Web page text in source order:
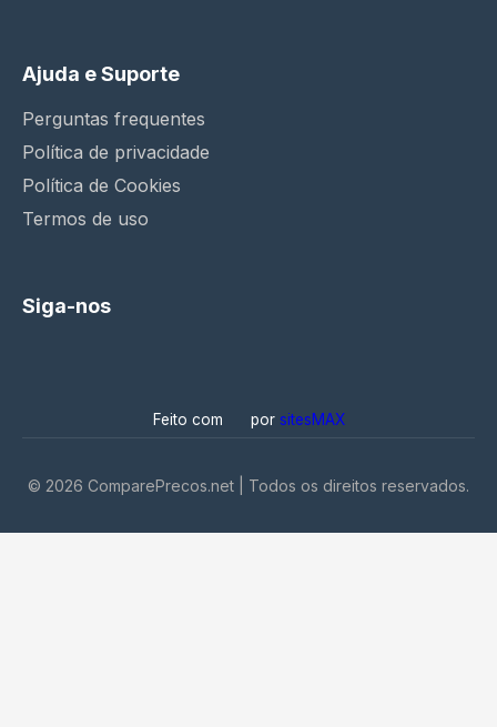
Ajuda e Suporte
Perguntas frequentes
Política de privacidade
Política de Cookies
Termos de uso
Siga-nos
Feito com por sitesMAX
© 2026 ComparePrecos.net | Todos os direitos reservados.